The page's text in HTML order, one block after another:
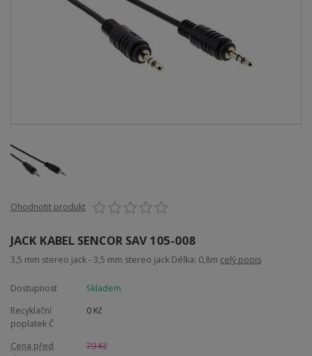
Ohodnotit produkt
JACK KABEL SENCOR SAV 105-008
3,5 mm stereo jack - 3,5 mm stereo jack Délka: 0,8m celý popis
Dostupnost
Skladem
Recyklační
poplatek Č
0 Kč
Cena před
79 Kč